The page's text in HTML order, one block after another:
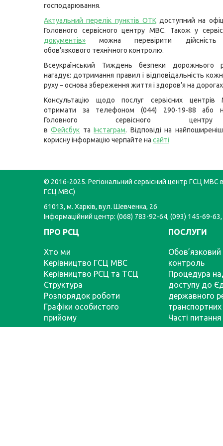
господарювання.
Актуальний перелік пунктів ОТКдоступний на
Головного сервісного центру МВС. Також у
документів» можна перевірити дійсність
обов’язкового технічного контролю.
Всеукраїнський Тиждень безпеки дорожнього
нагадує: дотримання правил і відповідальність
руху – основа збереження життя і здоров’я на
Консультацію щодо послуг сервісних
отримати за телефоном (044) 290-19-88 або
Головного сервісного
вФейсбук таІнстаграм. Відповіді на
корисну інформацію черпайте на сайті
© 2016-2025. Регіональний сервісний центр ГСЦ МВС в
ГСЦ МВС)
61013, м. Харків, вул. Шевченка, 26
Інформаційний центр: (068) 783-92-64, (093) 145-69-
ПРО РСЦ
Хто ми
Керівництво ГСЦ МВС
Керівництво РСЦ та ТСЦ
Структура
Розпорядок роботи
Графіки особистого
прийому
ПОСЛУГИ
Обов’язковий
контроль
Процедура
доступу до
державного
транспортних
Часті питання